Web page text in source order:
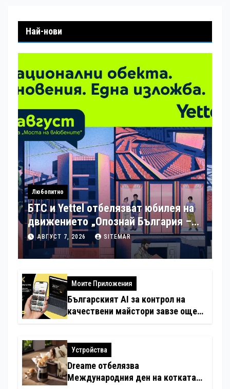
Най-нови
Любопитно
БТС и Yettel отбелязват юбилея на
движението „Опознай България –
100 национални туристически
обекта“ със специална изложба в
София
АВГУСТ 7, 2026 SITEMAR
Моите Приложения
Българският AI за контрол на
качествени майстори завзе още
Устройства
Dreame отбелязва
Международния ден на котката